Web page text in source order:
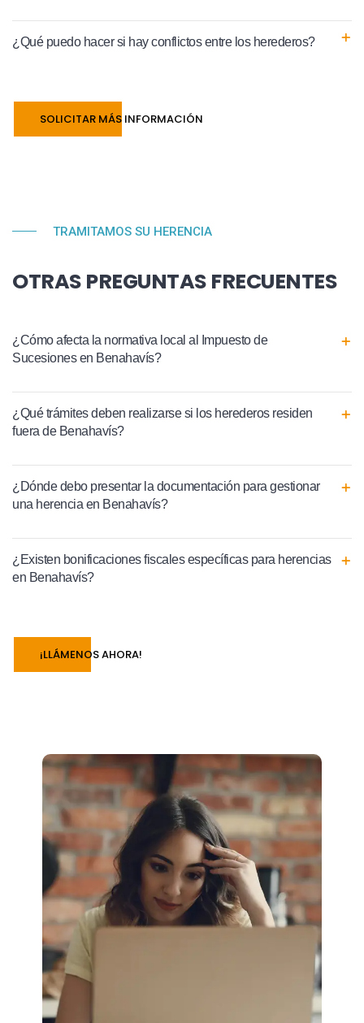
¿Qué puedo hacer si hay conflictos entre los herederos?
SOLICITAR MÁS INFORMACIÓN
TRAMITAMOS SU HERENCIA
OTRAS PREGUNTAS FRECUENTES
¿Cómo afecta la normativa local al Impuesto de
Sucesiones en Benahavís?
¿Qué trámites deben realizarse si los herederos residen
fuera de Benahavís?
¿Dónde debo presentar la documentación para gestionar
una herencia en Benahavís?
¿Existen bonificaciones fiscales específicas para herencias
en Benahavís?
¡LLÁMENOS AHORA!